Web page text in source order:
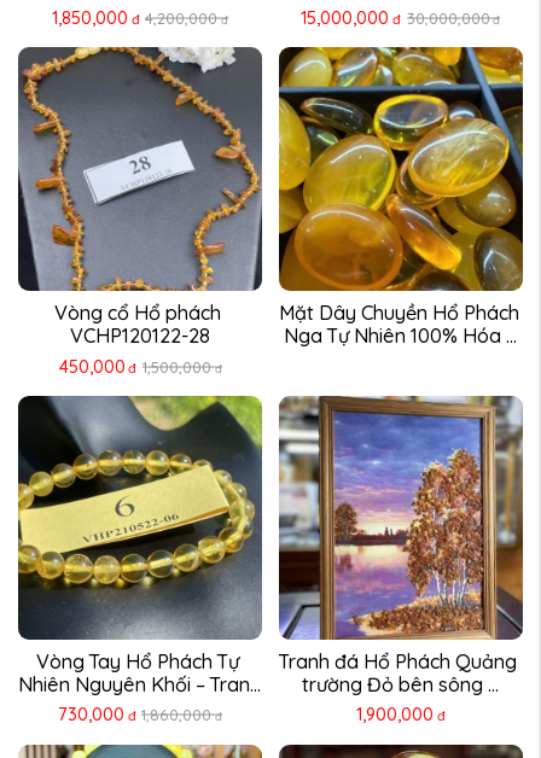
1,850,000 đ 4,200,000 đ 15,000,000 đ 30,000,000 đ
Vòng cổ Hổ phách
VCHP120122-28
450,000 đ 1,500,000 đ
Mặt Dây Chuyền Hổ Phách
Nga Tự Nhiên 100% Hóa ...
Vòng Tay Hổ Phách Tự
Nhiên Nguyên Khối – Trang
...
730,000 đ 1,860,000 đ
Tranh đá Hổ Phách Quảng
trường Đỏ bên sông ...
1,900,000 đ